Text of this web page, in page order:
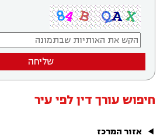
שליחה
חיפוש עורך דין לפי עיר
אזור המרכז